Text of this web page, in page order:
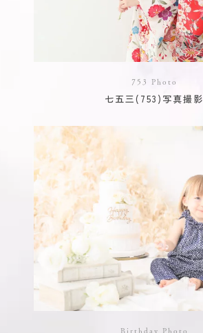
753 Photo
七五三(753)写真撮影
Birthday Photo